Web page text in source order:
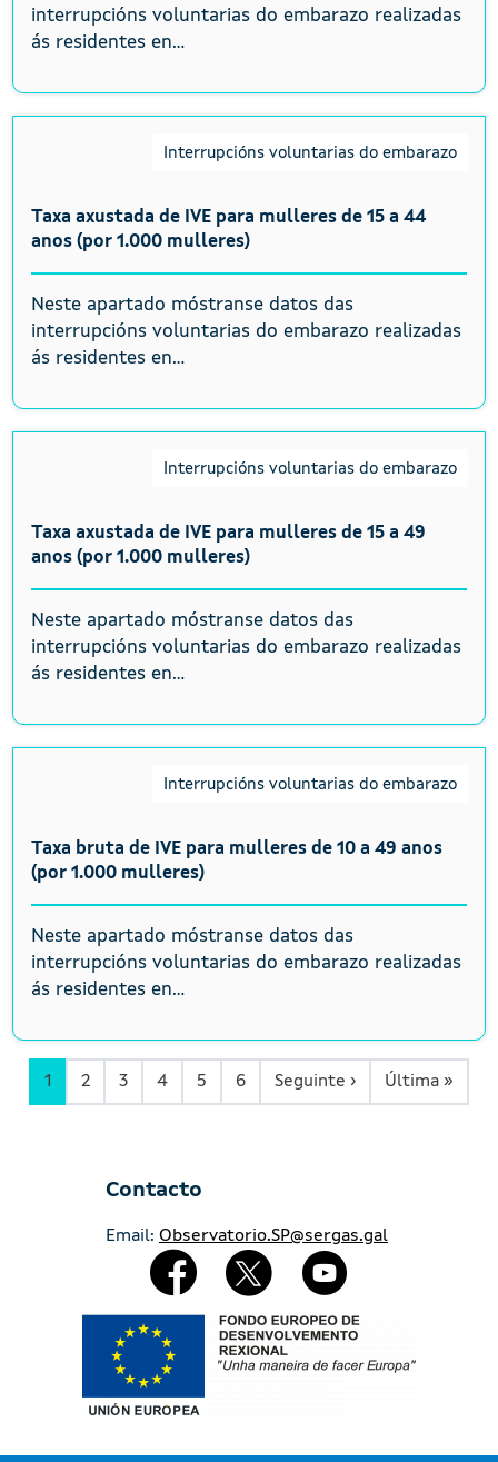
interrupcións voluntarias do embarazo realizadas
ás residentes en...
Interrupcións voluntarias do embarazo
Taxa axustada de IVE para mulleres de 15 a 44
anos (por 1.000 mulleres)
Neste apartado móstranse datos das
interrupcións voluntarias do embarazo realizadas
ás residentes en...
Interrupcións voluntarias do embarazo
Taxa axustada de IVE para mulleres de 15 a 49
anos (por 1.000 mulleres)
Neste apartado móstranse datos das
interrupcións voluntarias do embarazo realizadas
ás residentes en...
Interrupcións voluntarias do embarazo
Taxa bruta de IVE para mulleres de 10 a 49 anos
(por 1.000 mulleres)
Neste apartado móstranse datos das
interrupcións voluntarias do embarazo realizadas
ás residentes en...
1 2 3 4 5 6 Seguinte ›Páxina Seguinte
Última »
Contacto
Email: Observatorio.SP@sergas.gal
Redes Sociales